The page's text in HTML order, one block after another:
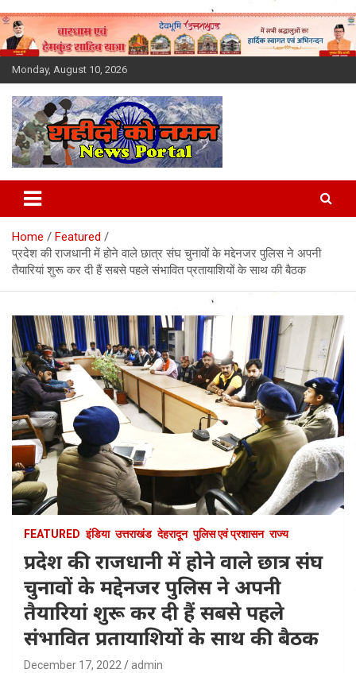
Skip
to
content
Monday, August 10, 2026
Latest News Today, Breaking
News, Uttarakhand News in
Hindi
Home
Featured
प्रदेश की राजधानी में होने वाले छात्र संघ चुनावों के मद्देनजर पुलिस ने अपनी
तैयारियां शुरू कर दी हैं सबसे पहले संभावित प्रतायाशियों के साथ की बैठक
FEATURED इंडिया उत्तराखंड देहरादून पुलिस एवं प्रशासन राज्य
प्रदेश की राजधानी में होने वाले छात्र संघ
चुनावों के मद्देनजर पुलिस ने अपनी
तैयारियां शुरू कर दी हैं सबसे पहले
संभावित प्रतायाशियों के साथ की बैठक
December 17, 2022 admin